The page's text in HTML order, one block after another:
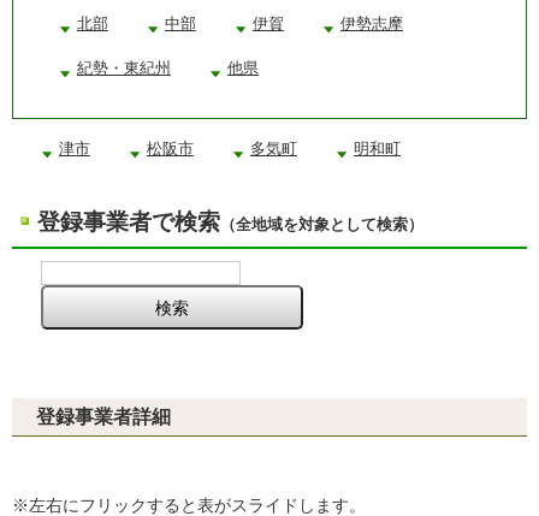
北部 中部 伊賀 伊勢志摩
紀勢・東紀州 他県
津市 松阪市 多気町 明和町
登録事業者で検索 （全地域を対象として検索）
登録事業者詳細
※左右にフリックすると表がスライドします。